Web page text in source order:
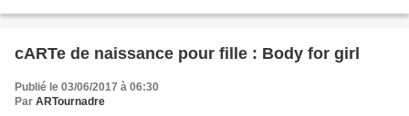
cARTe de naissance pour fille : Body for girl
Publié le 03/06/2017 à 06:30
Par ARTournadre